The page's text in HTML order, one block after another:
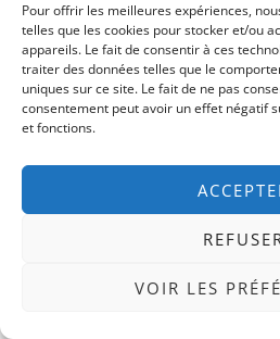
Pour offrir les meilleures expériences,
telles que les cookies pour stocker et/ou
appareils. Le fait de consentir à ces
traiter des données telles que le
uniques sur ce site. Le fait de ne pas
consentement peut avoir un effet négatif
et fonctions.
VOIR LES
Ils ont osé se poser LA
ce que je fais correspond à
Et ils ont eu le courage
Et Toi, Où En Es-